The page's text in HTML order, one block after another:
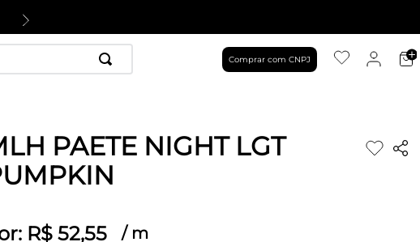
Comprar com CNPJ
PAETE NIGHT LGT
R$ 52,55 / m